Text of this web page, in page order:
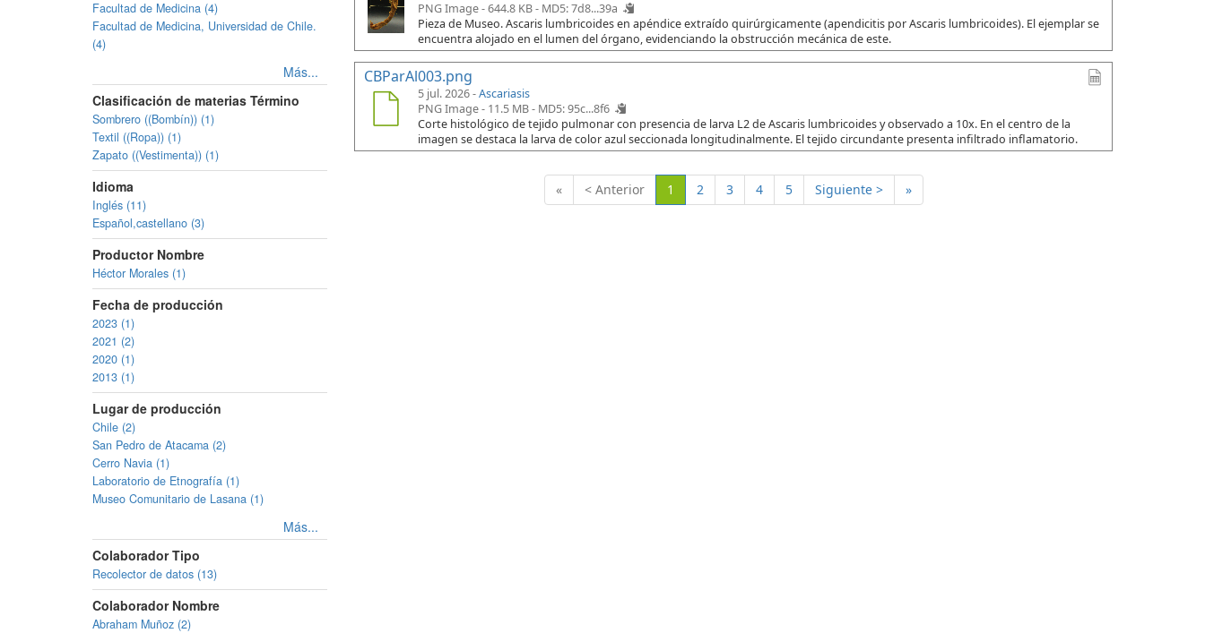
Facultad de Medicina (4)
Facultad de Medicina, Universidad de Chile.
(4)
Más...
Clasificación de materias Término
Sombrero ((Bombín)) (1)
Textil ((Ropa)) (1)
Zapato ((Vestimenta)) (1)
Idioma
Inglés (11)
Español,castellano (3)
Productor Nombre
Héctor Morales (1)
Fecha de producción
2023 (1)
2021 (2)
2020 (1)
2013 (1)
Lugar de producción
Chile (2)
San Pedro de Atacama (2)
Cerro Navia (1)
Laboratorio de Etnografía (1)
Museo Comunitario de Lasana (1)
Más...
Colaborador Tipo
Recolector de datos (13)
Colaborador Nombre
Abraham Muñoz (2)
PNG Image - 644.8 KB - MD5: 7d8...39a
Pieza de Museo. Ascaris lumbricoides en apéndice extraído quirúrgicamente (apendicitis por Ascaris lumbricoides). El ejemplar se
encuentra alojado en el lumen del órgano, evidenciando la obstrucción mecánica de este.
CBParAl003.png
5 jul. 2026 -Ascariasis
PNG Image - 11.5 MB - MD5: 95c...8f6
Corte histológico de tejido pulmonar con presencia de larva L2 de Ascaris lumbricoides y observado a 10x. En el centro de la
imagen se destaca la larva de color azul seccionada longitudinalmente. El tejido circundante presenta infiltrado inflamatorio.
« < Anterior 1 (Actual)
2 3 4 5 Siguiente > »